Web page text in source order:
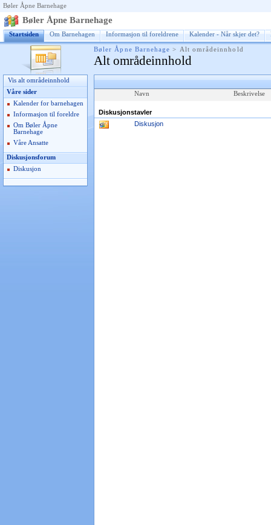
Bøler Åpne Barnehage
Bøler Åpne Barnehage
Startsiden Om Barnehagen Informasjon til foreldrene Kalender - Når skjer det?
Bøler Åpne Barnehage > Alt områdeinnhold
Alt områdeinnhold
Vis alt områdeinnhold
Våre sider
Kalender for barnehagen
Informasjon til foreldre
Om Bøler Åpne
Barnehage
Våre Ansatte
Diskusjonsforum
Diskusjon
Navn Beskrivelse
Diskusjonstavler
Diskusjon